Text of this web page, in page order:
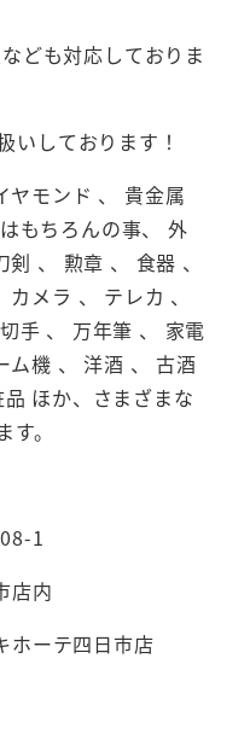
ども対応しておりま
いしております！
ヤモンド 、 貴金属
もちろんの事、 外
、 勲章 、 食器 、
メラ 、 テレカ 、
手 、 万年筆 、 家電
ム機 、 洋酒 、 古酒
ほか、さまざまな
。
1
店内
ーテ四日市店